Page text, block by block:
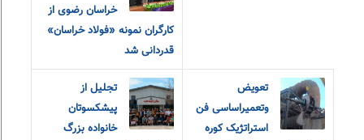
خراسان رضوی از
کارگران نمونه «فولاد خراسان»
قدردانی شد
تعویض
وتعمیراساسی فن
استراتژیک کوره
تجلیل از
پیشکسوتان
خانواده بزرگ